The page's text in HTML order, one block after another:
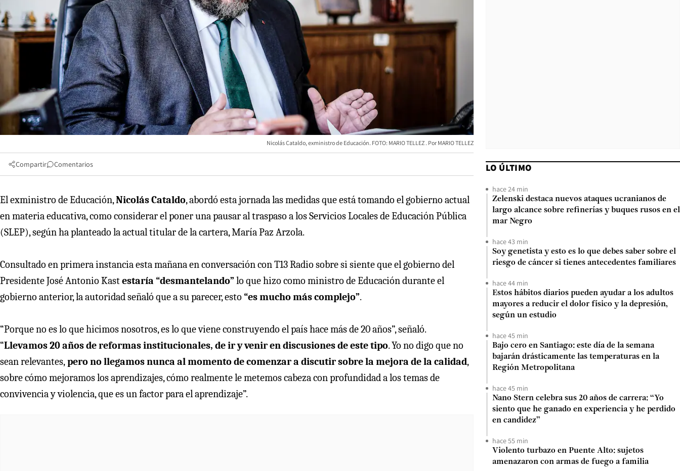
Nicolás Cataldo, exministro de Educación. FOTO: MARIO TELLEZ MARIO TELLEZ
Compartir Comentarios
El exministro de Educación,Nicolás Cataldo, abordó esta jornada las medidas que está tomando el gobierno actual
en materia educativa, como considerar el poner una pausar al traspaso a los Servicios Locales de Educación Pública
(SLEP), según ha planteado la actual titular de la cartera, María Paz Arzola.
Consultado en primera instancia esta mañana en conversación con T13 Radio sobre si siente que el gobierno del
Presidente José Antonio Kastestaría “desmantelando” lo que hizo como ministro de Educación durante el
gobierno anterior, la autoridad señaló que a su parecer, esto “es mucho más complejo”.
“Porque no es lo que hicimos nosotros, es lo que viene construyendo el país hace más de 20 años”, señaló.
“Llevamos 20 años de reformas institucionales, de ir y venir en discusiones de este tipo. Yo no digo que no
sean relevantes,pero no llegamos nunca al momento de comenzar a discutir sobre la mejora de la calidad,
sobre cómo mejoramos los aprendizajes, cómo realmente le metemos cabeza con profundidad a los temas de
convivencia y violencia, que es un factor para el aprendizaje”.
LO ÚLTIMO
hace 24 min
Zelenski destaca nuevos ataques ucranianos de
largo alcance sobre refinerías y buques rusos en el
mar Negro
hace 43 min
Soy genetista y esto es lo que debes saber sobre el
riesgo de cáncer si tienes antecedentes familiares
hace 44 min
Estos hábitos diarios pueden ayudar a los adultos
mayores a reducir el dolor físico y la depresión,
según un estudio
hace 45 min
Bajo cero en Santiago: este día de la semana
bajarán drásticamente las temperaturas en la
Región Metropolitana
hace 45 min
Nano Stern celebra sus 20 años de carrera: “Yo
siento que he ganado en experiencia y he perdido
en candidez”
hace 55 min
Violento turbazo en Puente Alto: sujetos
amenazaron con armas de fuego a familia